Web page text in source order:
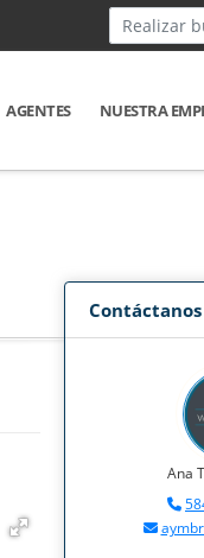
AGENTES NUESTRA
Contáctanos
Ana